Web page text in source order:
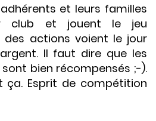
et leurs familles
club et jouent le jeu
actions voient le jour
Il faut dire que les
bien récompensés ;-).
ça. Esprit de compétition